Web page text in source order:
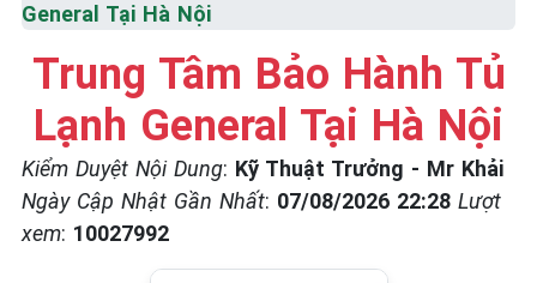
☎️ 09.86.85.89.22
General Tại Hà Nội
Trung Tâm Bảo Hành Tủ
Lạnh General Tại Hà Nội
Kiểm Duyệt Nội Dung: Kỹ Thuật Trưởng - Mr Khải
Ngày Cập Nhật Gần Nhất: 07/08/2026 22:28 Lượt
xem: 10027992